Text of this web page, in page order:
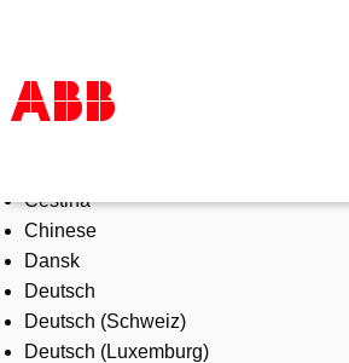
Products & Solutions
Industries
Services
About us
Where to buy
Contact us
Čeština
Chinese
Dansk
Deutsch
Deutsch (Schweiz)
Deutsch (Luxemburg)